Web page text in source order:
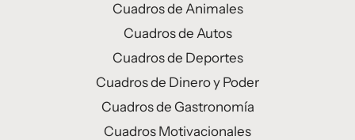
Cuadros de Animales
Cuadros de Autos
Cuadros de Deportes
Cuadros de Dinero y Poder
Cuadros de Gastronomía
Cuadros Motivacionales